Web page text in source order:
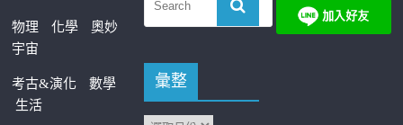
物理 化學
奧妙
宇宙
考古&演化
數學
生活
彙整